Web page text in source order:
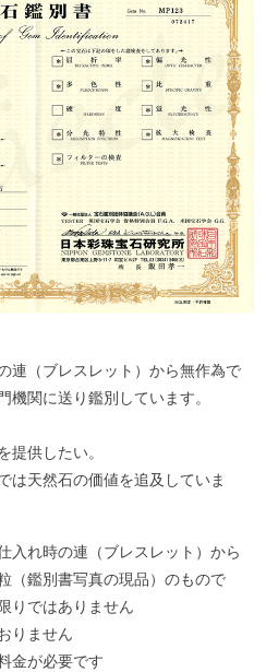
連（ブレスレット）から無作為で
機関に送り鑑別しています。
提供したい。
は天然石の価値を追及していま
入れ時の連（ブレスレット）から
（鑑別書写真の現品）のもので
りではありません
りません
金が必要です